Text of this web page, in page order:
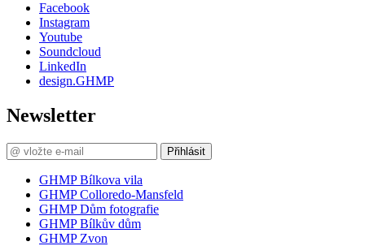
Facebook
Instagram
Youtube
Soundcloud
LinkedIn
design.GHMP
Newsletter
Přihlásit
GHMP Bílkova vila
GHMP Colloredo-Mansfeld
GHMP Dům fotografie
GHMP Bílkův dům
GHMP Zvon